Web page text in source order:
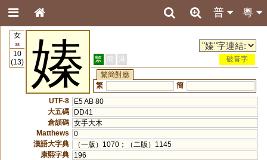
粵
普
女
38
10
(13)
嫀 繁 簡 港
破音字
繁簡對應
繁
簡
UTF-8
E5 AB 80
大五碼
DD41
倉頡碼 女手大木
Matthews
0
漢語大字典
（一版）1070；（二版）1145
康熙字典
196